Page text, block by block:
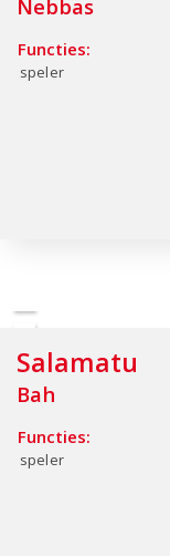
Nebbas
Functies:
speler
Salamatu
Bah
Functies:
speler